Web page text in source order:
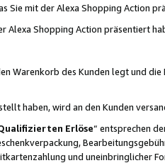
mit der Alexa Shopping Action
Alexa Shopping Action präsentiert
Warenkorb des Kunden legt und
haben, wird an den Kunden
Erlöse“ entsprechen
und uneinbringlicher